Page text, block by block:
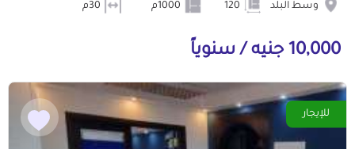
وسط البلد
10,000 جنيه / سنوياً
للإيجار